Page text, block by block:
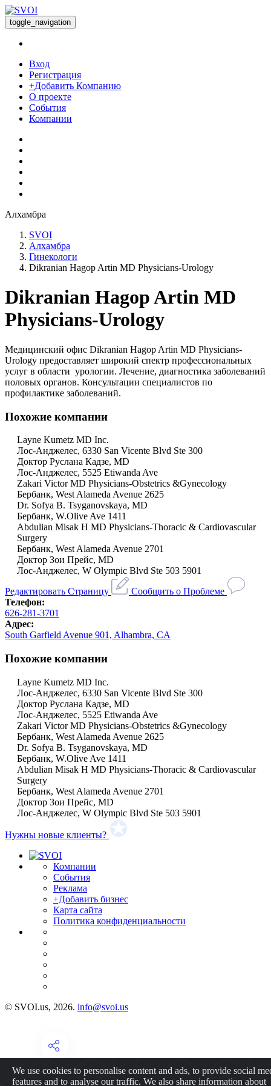
toggle_navigation
Вход
Регистрация
+Добавить Компанию
О проекте
События
Компании
Алхамбра
SVOI
Алхамбра
Гинекологи
Dikranian Hagop Artin MD Physicians-Urology
Dikranian Hagop Artin MD
Physicians-Urology
Медицинский офис Dikranian Hagop Artin MD Physicians-
Urology предоставляет широкий спектр профессиональных
услуг в области урологии. Лечение, диагностика заболеваний
половых органов. Консультации специалистов по
профилактике заболеваний.
Похожие компании
Layne Kumetz MD Inc.
Лос-Анджелес, 6330 San Vicente Blvd Ste 300
Доктор Руслана Кадзе, MD
Лос-Анджелес, 5525 Etiwanda Ave
Zakari Victor MD Physicians-Obstetrics &Gynecology
Бербанк, West Alameda Avenue 2625
Dr. Sofya B. Tsyganovskaya, MD
Бербанк, W.Olive Ave 1411
Abdulian Misak H MD Physicians-Thoracic & Cardiovascular
Surgery
Бербанк, West Alameda Avenue 2701
Доктор Зои Прейс, MD
Лос-Анджелес, W Olympic Blvd Ste 503 5901
Редактировать Страницу
Сообщить о Проблеме
Телефон:
626-281-3701
Адрес:
South Garfield Avenue 901, Alhambra, CA
Похожие компании
Layne Kumetz MD Inc.
Лос-Анджелес, 6330 San Vicente Blvd Ste 300
Доктор Руслана Кадзе, MD
Лос-Анджелес, 5525 Etiwanda Ave
Zakari Victor MD Physicians-Obstetrics &Gynecology
Бербанк, West Alameda Avenue 2625
Dr. Sofya B. Tsyganovskaya, MD
Бербанк, W.Olive Ave 1411
Abdulian Misak H MD Physicians-Thoracic & Cardiovascular
Surgery
Бербанк, West Alameda Avenue 2701
Доктор Зои Прейс, MD
Лос-Анджелес, W Olympic Blvd Ste 503 5901
Нужны новые клиенты?
Компании
События
Реклама
+Добавить бизнес
Карта сайта
Политика конфиденциальности
© SVOI.us, 2026. info@svoi.us
We use cookies to personalise content and ads, to provide social
features and to analyse our traffic. We also share information about